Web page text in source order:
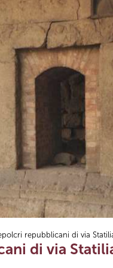
repubblicani di via
di via